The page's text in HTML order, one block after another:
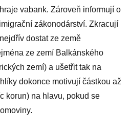
vabank. Zároveň informují o
zákonodárství. Zkracují
dostat ze země
ze zemí Balkánského
zemí) a ušetřit tak na
dokonce motivují částkou až
korun) na hlavu, pokud se